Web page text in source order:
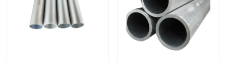
Vraag een offerte